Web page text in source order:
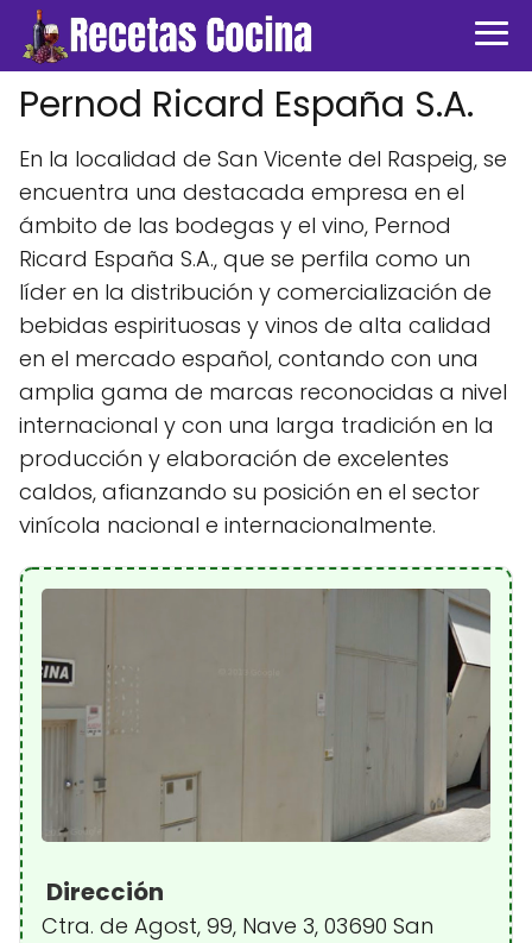
Pernod Ricard España S.A.
En la localidad de San Vicente del Raspeig, se
encuentra una destacada empresa en el
ámbito de las bodegas y el vino, Pernod
Ricard España S.A., que se perfila como un
líder en la distribución y comercialización de
bebidas espirituosas y vinos de alta calidad
en el mercado español, contando con una
amplia gama de marcas reconocidas a nivel
internacional y con una larga tradición en la
producción y elaboración de excelentes
caldos, afianzando su posición en el sector
vinícola nacional e internacionalmente.
Dirección
Ctra. de Agost, 99, Nave 3, 03690 San